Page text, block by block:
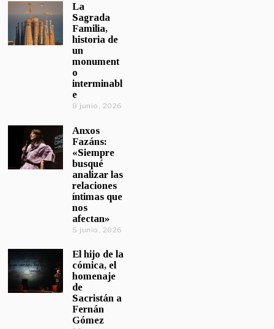
La
Sagrada
Familia,
historia de
un
monument
o
interminabl
e
8 junio, 2026
Anxos
Fazáns:
«Siempre
busqué
analizar las
relaciones
íntimas que
nos
afectan»
5 junio, 2026
El hijo de la
cómica, el
homenaje
de
Sacristán a
Fernán
Gómez